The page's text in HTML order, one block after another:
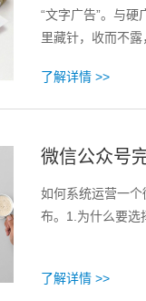
“文字广告”。与
里藏针，收而不
了解详情 >>
微信公众号
如何系统运营一
布。1.为什么要选
了解详情 >>